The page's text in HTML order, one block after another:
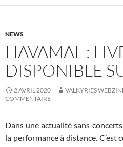
NEWS
HAVAMAL :
DISPONIBLE
2 AVRIL 2020 VALKYRIES
COMMENTAIRE
Dans une actualité sans
la performance à distance. C’est